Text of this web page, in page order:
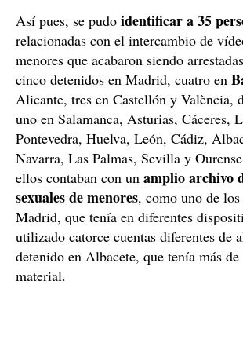
Así pues, se pudo identificar a 35
relacionadas con el intercambio de
menores que acabaron siendo
cinco detenidos en Madrid, cuatro en
Alicante, tres en Castellón y València,
uno en Salamanca, Asturias, Cáceres,
Pontevedra, Huelva, León, Cádiz,
Navarra, Las Palmas, Sevilla y
ellos contaban con un amplio archivo
sexuales de menores, como uno de
Madrid, que tenía en diferentes
utilizado catorce cuentas diferentes de
detenido en Albacete, que tenía más
material.